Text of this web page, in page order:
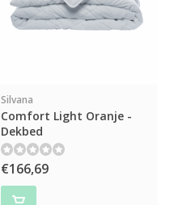
Silvana
Comfort Light Oranje -
Dekbed
€166,69